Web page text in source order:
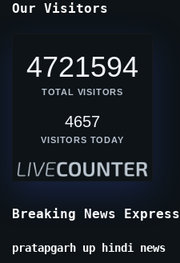
Our Visitors
4721594
TOTAL VISITORS
4657
VISITORS TODAY
Breaking News Express
pratapgarh up hindi news